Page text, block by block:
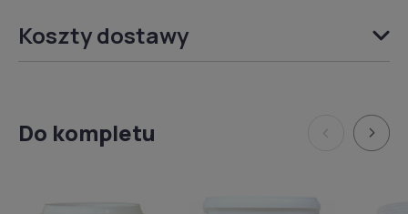
Koszty dostawy
Do kompletu